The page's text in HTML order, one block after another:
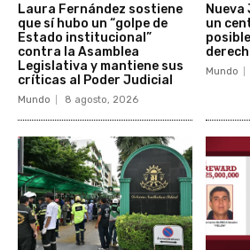
Laura Fernández sostiene
que sí hubo un “golpe de
Estado institucional”
contra la Asamblea
Legislativa y mantiene sus
críticas al Poder Judicial
Mundo 8 agosto, 2026
un
Mundo